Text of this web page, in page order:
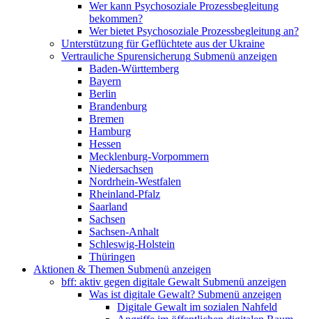
Wer kann Psychosoziale Prozessbegleitung
bekommen?
Wer bietet Psychosoziale Prozessbegleitung an?
Unterstützung für Geflüchtete aus der Ukraine
Vertrauliche Spurensicherung Submenü anzeigen
Baden-Württemberg
Bayern
Berlin
Brandenburg
Bremen
Hamburg
Hessen
Mecklenburg-Vorpommern
Niedersachsen
Nordrhein-Westfalen
Rheinland-Pfalz
Saarland
Sachsen
Sachsen-Anhalt
Schleswig-Holstein
Thüringen
Aktionen & Themen Submenü anzeigen
bff: aktiv gegen digitale Gewalt Submenü anzeigen
Was ist digitale Gewalt? Submenü anzeigen
Digitale Gewalt im sozialen Nahfeld